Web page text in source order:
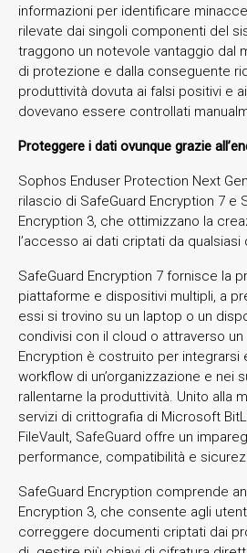
informazioni per identificare
rilevate dai singoli componenti del
traggono un notevole vantaggio dal
di protezione e dalla conseguente
produttività dovuta ai falsi positivi e
dovevano essere controllati
Proteggere i dati ovunque grazie
Sophos Enduser Protection Next
rilascio di SafeGuard Encryption 7 e
Encryption 3, che ottimizzano la
l’accesso ai dati criptati da qualsiasi
SafeGuard Encryption 7 fornisce la
piattaforme e dispositivi multipli, a
essi si trovino su un laptop o un
condivisi con il cloud o attraverso
Encryption è costruito per integrarsi
workflow di un’organizzazione e nei
rallentarne la produttività. Unito alla
servizi di crittografia di Microsoft
FileVault, SafeGuard offre un
performance, compatibilità e
SafeGuard Encryption comprende
Encryption 3, che consente agli
correggere documenti criptati dai